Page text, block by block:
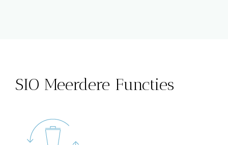
SIO Meerdere Functies